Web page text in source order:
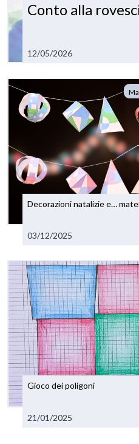
Conto alla
12/05/2026
Decorazioni natalizie e…
03/12/2025
Gioco dei poligoni
21/01/2025